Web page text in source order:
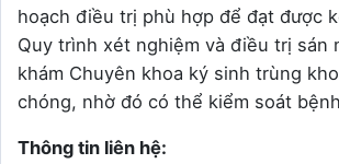
hoạch điều trị phù hợp để đạt được
Quy trình xét nghiệm và điều trị sán
khám Chuyên khoa ký sinh trùng
chóng, nhờ đó có thể kiểm soát
Thông tin liên hệ: